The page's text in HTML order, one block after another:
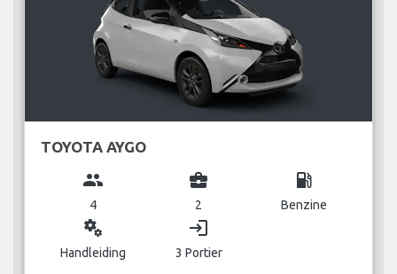
TOYOTA AYGO
group
4
business_center
2
local_gas_station
Benzine
miscellaneous_services
Handleiding
login
3 Portier